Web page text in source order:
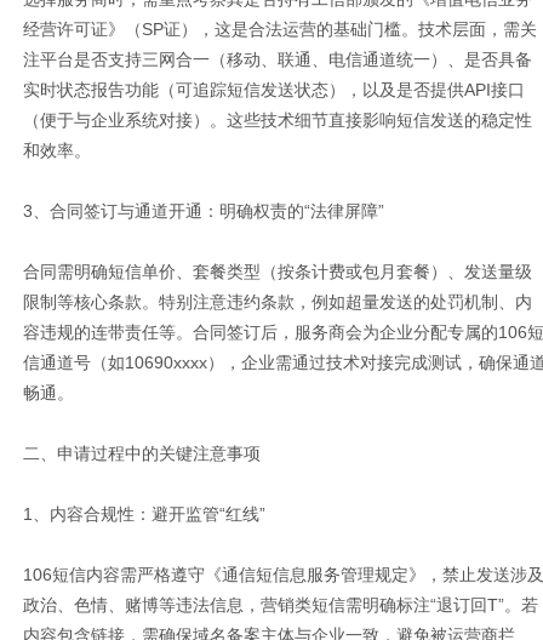
经营许可证》（SP证），这是合法运营的基础门槛。技术层面，需关
注平台是否支持三网合一（移动、联通、电信通道统一）、是否具备
实时状态报告功能（可追踪短信发送状态），以及是否提供API接口
（便于与企业系统对接）。这些技术细节直接影响短信发送的稳定性
和效率。
3、合同签订与通道开通：明确权责的“法律屏障”
合同需明确短信单价、套餐类型（按条计费或包月套餐）、发送量级
限制等核心条款。特别注意违约条款，例如超量发送的处罚机制、内
容违规的连带责任等。合同签订后，服务商会为企业分配专属的106短
信通道号（如10690xxxx），企业需通过技术对接完成测试，确保通
畅通。
二、申请过程中的关键注意事项
1、内容合规性：避开监管“红线”
106短信内容需严格遵守《通信短信息服务管理规定》，禁止发送涉及
政治、色情、赌博等违法信息，营销类短信需明确标注“退订回T”。若
内容包含链接，需确保域名备案主体与企业一致，避免被运营商拦